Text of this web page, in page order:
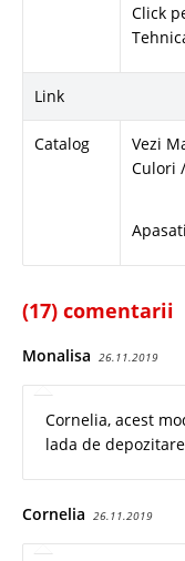
Click
Link
Catalog
Vezi
Culori
(17) comentarii
Monalisa 26.11.2019
Cornelia, acest
lada de
Cornelia 26.11.2019